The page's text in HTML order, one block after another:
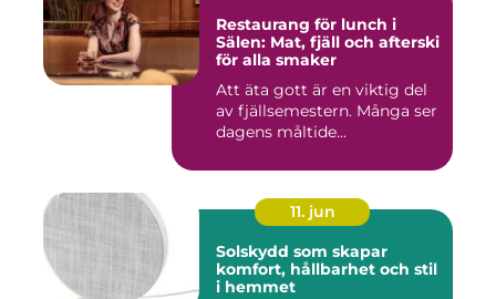
Restaurang för lunch i
Sälen: Mat, fjäll och afterski
för alla smaker
Att äta gott är en viktig del
av fjällsemestern. Många ser
dagens måltide...
11. jun
Solskydd som skapar
komfort, hållbarhet och stil
i hemmet